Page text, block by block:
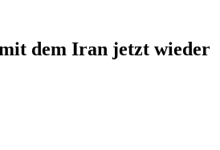
dem Iran jetzt wieder